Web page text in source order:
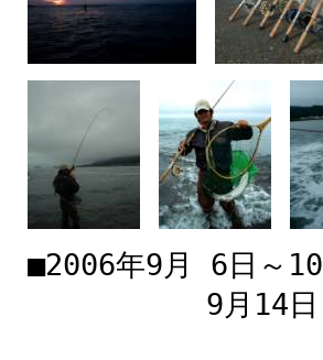
■2006年9月 6日～10
9月 14日